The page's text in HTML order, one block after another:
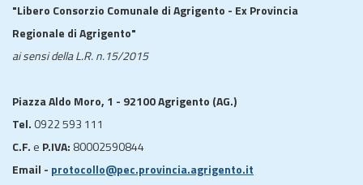
"Libero Consorzio Comunale di Agrigento - Ex Provincia
Regionale di Agrigento"
ai sensi della L.R. n.15/2015
Piazza Aldo Moro, 1 - 92100 Agrigento (AG.)
Tel. 0922 593 111
C.F. e P.IVA: 80002590844
Email - protocollo@pec.provincia.agrigento.it